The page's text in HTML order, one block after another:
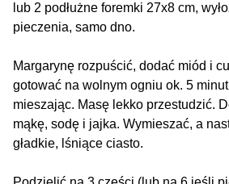
lub 2 podłużne foremki 27x8 cm,
pieczenia, samo dno.
Margarynę rozpuścić, dodać miód i
gotować na wolnym ogniu ok. 5
mieszając. Masę lekko przestudzić.
mąkę, sodę i jajka. Wymieszać, a
gładkie, lśniące ciasto.